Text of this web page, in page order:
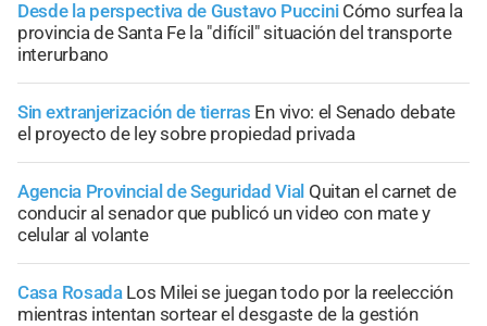
Desde la perspectiva de Gustavo Puccini Cómo surfea la
provincia de Santa Fe la "difícil" situación del transporte
interurbano
Sin extranjerización de tierras En vivo: el Senado debate
el proyecto de ley sobre propiedad privada
Agencia Provincial de Seguridad Vial Quitan el carnet de
conducir al senador que publicó un video con mate y
celular al volante
Casa Rosada Los Milei se juegan todo por la reelección
mientras intentan sortear el desgaste de la gestión